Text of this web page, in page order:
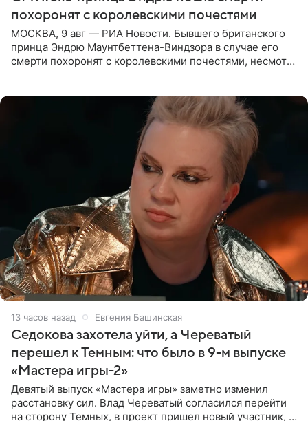
похоронят с королевскими почестями
МОСКВА, 9 авг — РИА Новости. Бывшего британского
принца Эндрю Маунтбеттена-Виндзора в случае его
смерти похоронят с королевскими почестями, несмотря
13 часов назад Евгения Башинская
Седокова захотела уйти, а Череватый
перешел к Темным: что было в 9-м выпуске
«Мастера игры-2»
Девятый выпуск «Мастера игры» заметно изменил
расстановку сил. Влад Череватый согласился перейти
на сторону Темных, в проект пришел новый участник, а